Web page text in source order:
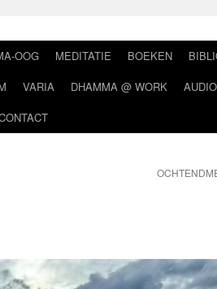
OOG MEDITATIE BOEKEN
VARIA DHAMMA @ WORK AUDIO